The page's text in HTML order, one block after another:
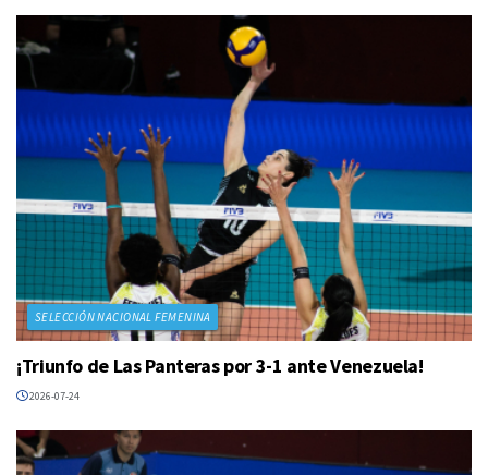
SELECCIÓN NACIONAL FEMENINA
¡Triunfo de Las Panteras por 3-1 ante Venezuela!
2026-07-24